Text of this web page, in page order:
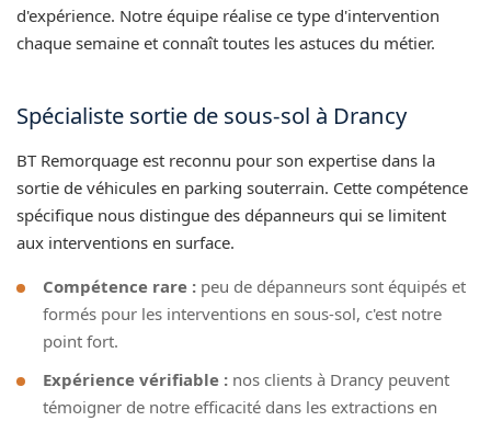
d'expérience. Notre équipe réalise ce type d'intervention
chaque semaine et connaît toutes les astuces du métier.
Spécialiste sortie de sous-sol à Drancy
BT Remorquage est reconnu pour son expertise dans la
sortie de véhicules en parking souterrain. Cette compétence
spécifique nous distingue des dépanneurs qui se limitent
aux interventions en surface.
Compétence rare : peu de dépanneurs sont équipés et
formés pour les interventions en sous-sol, c'est notre
point fort.
Expérience vérifiable : nos clients à Drancy peuvent
témoigner de notre efficacité dans les extractions en